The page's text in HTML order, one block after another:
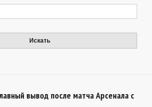
Искать
вывод после матча Арсенала с